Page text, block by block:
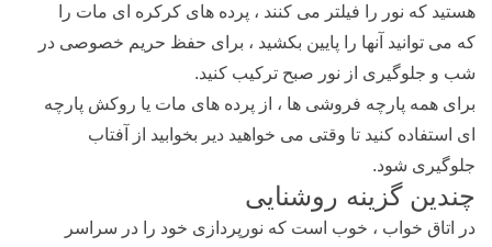
هستید که نور را فیلتر می کنند ، پرده های کرکره ای مات را
که می توانید آنها را پایین بکشید ، برای حفظ حریم خصوصی در
شب و جلوگیری از نور صبح ترکیب کنید.
برای همه پارچه فروشی ها ، از پرده های مات یا روکش پارچه
ای استفاده کنید تا وقتی می خواهید دیر بخوابید از آفتاب
جلوگیری شود.
چندین گزینه روشنایی
در اتاق خواب ، خوب است که نورپردازی خود را در سراسر